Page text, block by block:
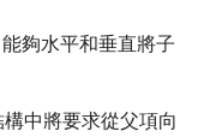
夠水平和垂直將子
中將要求從父項向